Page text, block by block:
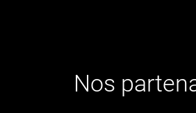
Nos